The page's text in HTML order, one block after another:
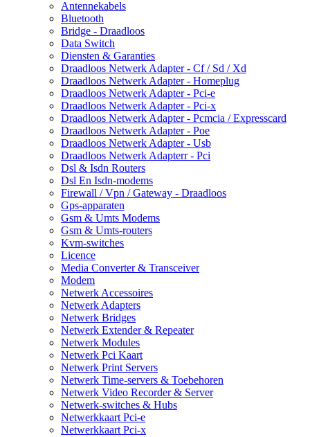
Antennekabels
Bluetooth
Bridge - Draadloos
Data Switch
Diensten & Garanties
Draadloos Netwerk Adapter - Cf / Sd / Xd
Draadloos Netwerk Adapter - Homeplug
Draadloos Netwerk Adapter - Pci-e
Draadloos Netwerk Adapter - Pci-x
Draadloos Netwerk Adapter - Pcmcia / Expresscard
Draadloos Netwerk Adapter - Poe
Draadloos Netwerk Adapter - Usb
Draadloos Netwerk Adapterr - Pci
Dsl & Isdn Routers
Dsl En Isdn-modems
Firewall / Vpn / Gateway - Draadloos
Gps-apparaten
Gsm & Umts Modems
Gsm & Umts-routers
Kvm-switches
Licence
Media Converter & Transceiver
Modem
Netwerk Accessoires
Netwerk Adapters
Netwerk Bridges
Netwerk Extender & Repeater
Netwerk Modules
Netwerk Pci Kaart
Netwerk Print Servers
Netwerk Time-servers & Toebehoren
Netwerk Video Recorder & Server
Netwerk-switches & Hubs
Netwerkkaart Pci-e
Netwerkkaart Pci-x